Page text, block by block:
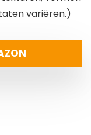
variëren.)